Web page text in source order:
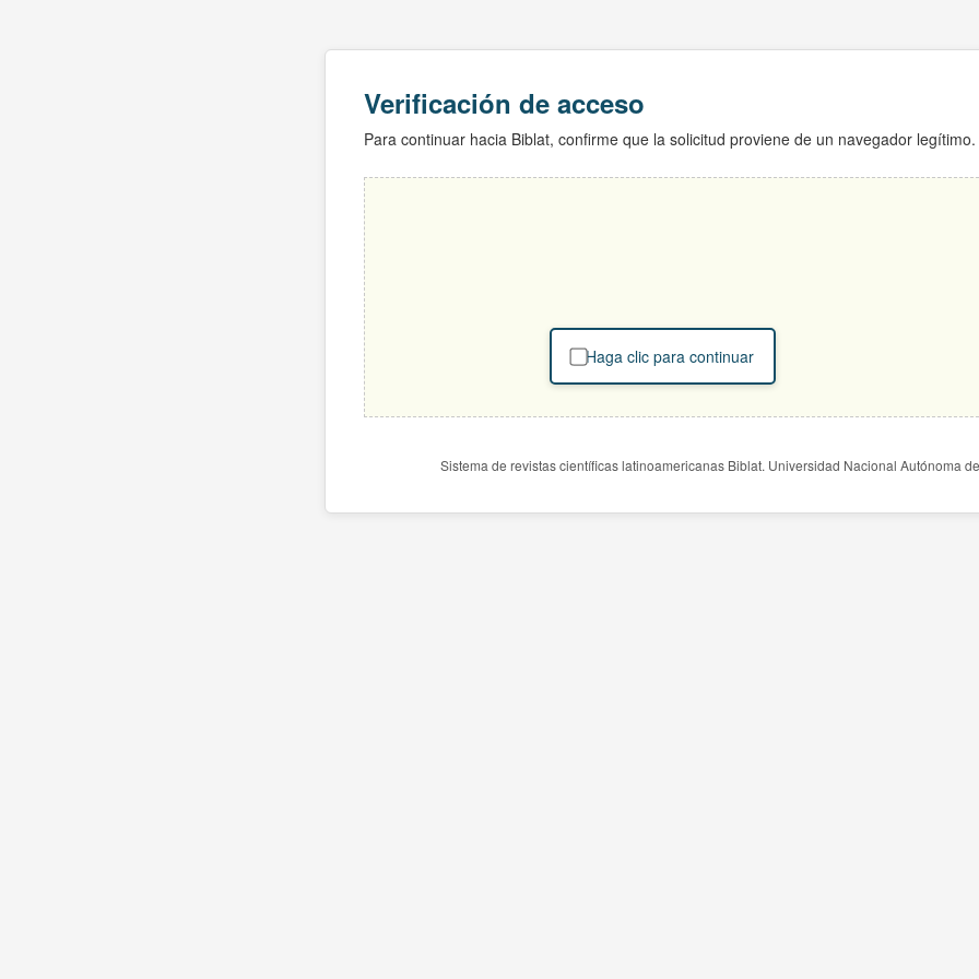
Verificación de acceso
Para continuar hacia Biblat, confirme que la solicitud proviene de un navegador legítimo.
Haga clic para continuar
Sistema de revistas científicas latinoamericanas Biblat. Universidad Nacional Autónoma